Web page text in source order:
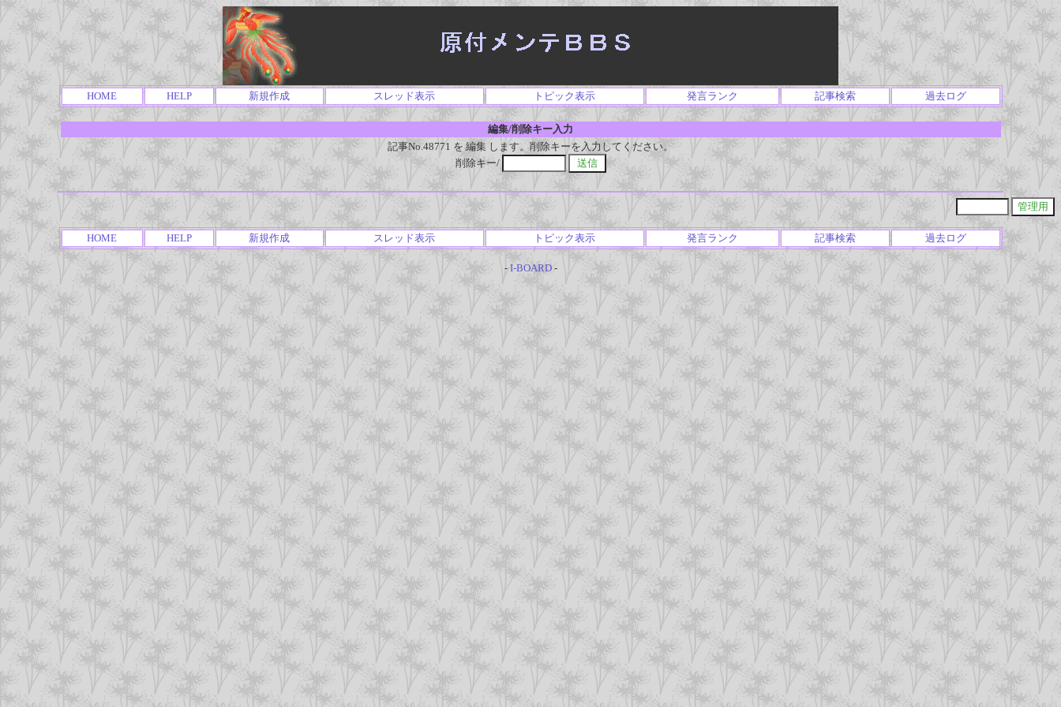
HOME HELP 新規作成 スレッド表示 トピック表示 発言ランク 記事検索 過去ログ
編集/削除キー入力
記事No.48771 を 編集 します。削除キーを入力してください。
削除キー/
HOME HELP 新規作成 スレッド表示 トピック表示 発言ランク 記事検索 過去ログ
- I-BOARD-